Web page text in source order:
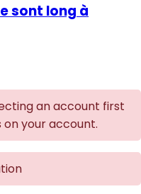
sont long à
an account first
your account.